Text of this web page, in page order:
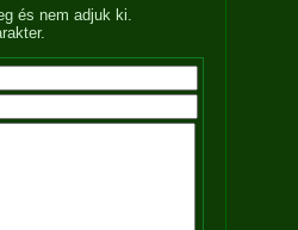
és nem adjuk ki.